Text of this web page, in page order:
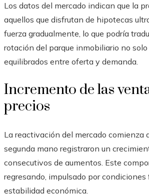
Los datos del mercado indican que la
aquellos que disfrutan de hipotecas
fuerza gradualmente, lo que podría
rotación del parque inmobiliario no
equilibrados entre oferta y demanda.
Incremento de las
precios
La reactivación del mercado comienza
segunda mano registraron un
consecutivos de aumentos. Este
regresando, impulsado por
estabilidad económica.